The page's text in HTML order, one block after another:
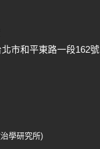
北市和平東路一段162號
學研究所)